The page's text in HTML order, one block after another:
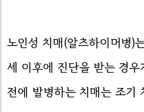
노인성 치매(알츠하이머병)
세 이후에 진단을 받는 경
전에 발병하는 치매는 조기